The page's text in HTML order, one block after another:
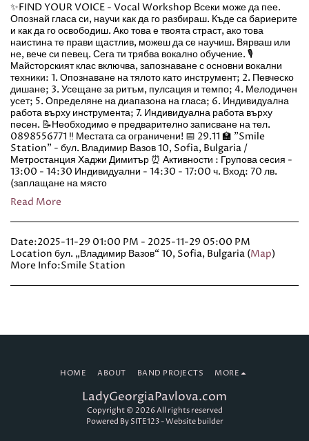
✨FIND YOUR VOICE - Vocal Workshop Всеки може да пее.
Опознай гласа си, научи как да го разбираш. Къде са бариерите
и как да го освободиш. Ако това е твоята страст, ако това
наистина те прави щастлив, можеш да се научиш. Вярваш или
не, вече си певец. Сега ти трябва вокално обучение. 🎙
Майсторският клас включва, запознаване с основни вокални
техники: 1. Опознаване на тялото като инструмент; 2. Певческо
дишане; 3. Усещане за ритъм, пулсация и темпо; 4. Мелодичен
усет; 5. Определяне на диапазона на гласа; 6. Индивидуална
работа върху инструмента; 7. Индивидуална работа върху
песен. 📝Необходимо е предварително записване на тел.
0898556771 ‼️ Местата са ограничени! 📅 29.11 🏫 "Smile
Station" - бул. Владимир Вазов 10, Sofia, Bulgaria /
Метростанция Хаджи Димитър ⏰️ Активности : Групова сесия -
13:00 - 14:30 Индивидуални - 14:30 - 17:00 ч. Вход: 70 лв.
(заплащане на място
Read More
Date:2025-11-29 01:00 PM - 2025-11-29 05:00 PM
Location бул. „Владимир Вазов“ 10, Sofia, Bulgaria (Map)
More Info:Smile Station
LadyGeorgiaPavlova.com
Copyright © 2026 All rights reserved
Powered By SITE123-Website builder
HOME ABOUT BAND PROJECTS MORE